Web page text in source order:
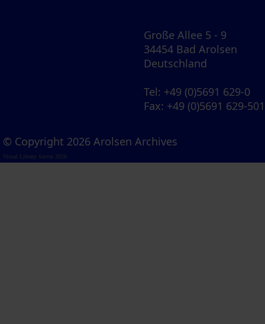
Große Allee 5 - 9
34454 Bad Arolsen
Deutschland
Tel: +49 (0)5691 629-0
Fax: +49 (0)5691 629-501
© Copyright 2026 Arolsen Archives
Visual Library Server 2026